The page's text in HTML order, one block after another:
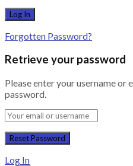
Forgotten Password?
Retrieve your password
Please enter your username or
password.
Log In